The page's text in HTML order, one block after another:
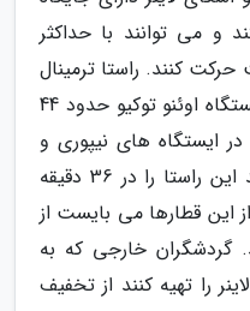
می توانند با حداکثر
ساعت حرکت کنند. راستا ترمینال
شماره 1 فرودگاه توکیو تا ایستگاه اوئنو توکیو حدود 44
ایستگاه های نیپوری و
ترمینال شماره 2 توقف نکند این راستا را در 36 دقیقه
این قطارها می بایست از
گردشگران خارجی که به
را تهیه کنند از تخفیف